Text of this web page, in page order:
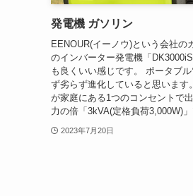
発電機 ガソリン
EENOUR(イーノウ)という会社の
のインバーター発電機「
も良くいい感じです。 ポータブ
ず劣らず進化していると思います
が家庭にある1つのコンセントで
力の倍「3kVA(定格負荷3,000W)」
2023年7月20日